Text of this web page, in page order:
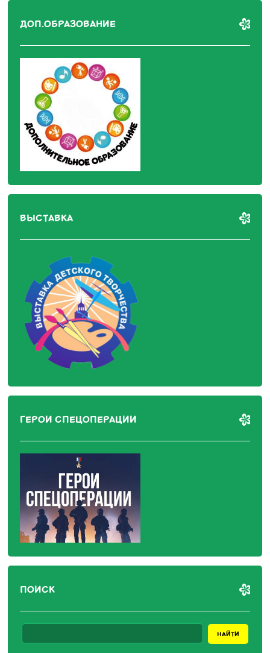
ДОП.ОБРАЗОВАНИЕ
ВЫСТАВКА
ГЕРОИ СПЕЦОПЕРАЦИИ
ПОИСК